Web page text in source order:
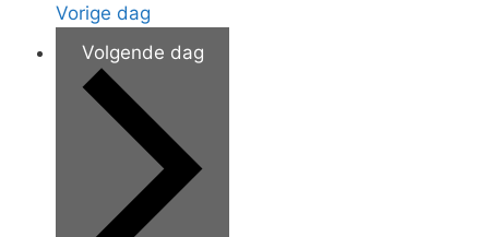
Vorige dag
Volgende dag